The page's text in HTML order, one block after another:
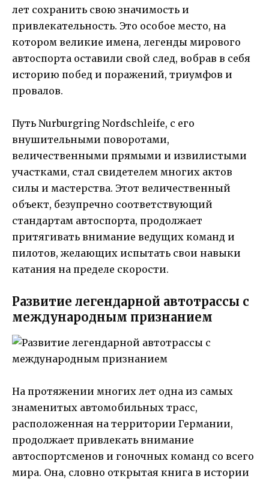
лет сохранить свою значимость и
привлекательность. Это особое место, на
котором великие имена, легенды мирового
автоспорта оставили свой след, вобрав в себя
историю побед и поражений, триумфов и
провалов.
Путь Nurburgring Nordschleife, с его
внушительными поворотами,
величественными прямыми и извилистыми
участками, стал свидетелем многих актов
силы и мастерства. Этот величественный
объект, безупречно соответствующий
стандартам автоспорта, продолжает
притягивать внимание ведущих команд и
пилотов, желающих испытать свои навыки
катания на пределе скорости.
Развитие легендарной автотрассы с
международным признанием
На протяжении многих лет одна из самых
знаменитых автомобильных трасс,
расположенная на территории Германии,
продолжает привлекать внимание
автоспортсменов и гоночных команд со всего
мира. Она, словно открытая книга в истории